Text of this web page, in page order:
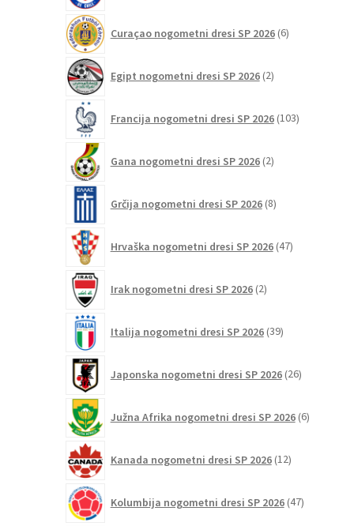
Curaçao nogometni dresi SP 2026 6izdelkov
Egipt nogometni dresi SP 2026 2izdelka
Francija nogometni dresi SP 2026 103izdelki
Gana nogometni dresi SP 2026 2izdelka
Grčija nogometni dresi SP 2026 8izdelkov
Hrvaška nogometni dresi SP 2026 47izdelkov
Irak nogometni dresi SP 2026 2izdelka
Italija nogometni dresi SP 2026 39izdelkov
Japonska nogometni dresi SP 2026 26izdelkov
Južna Afrika nogometni dresi SP 2026 6izdelkov
Kanada nogometni dresi SP 2026 12izdelkov
Kolumbija nogometni dresi SP 2026 47izdelkov